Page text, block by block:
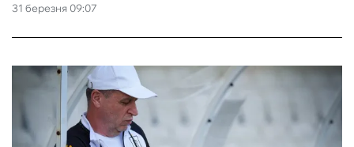
31 березня 09:07